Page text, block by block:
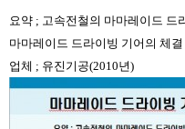
요약 ; 고속전철의 마마레이드 드
마마레이드 드라이빙 기어의 체
업체 ; 유진기 공(2010년)